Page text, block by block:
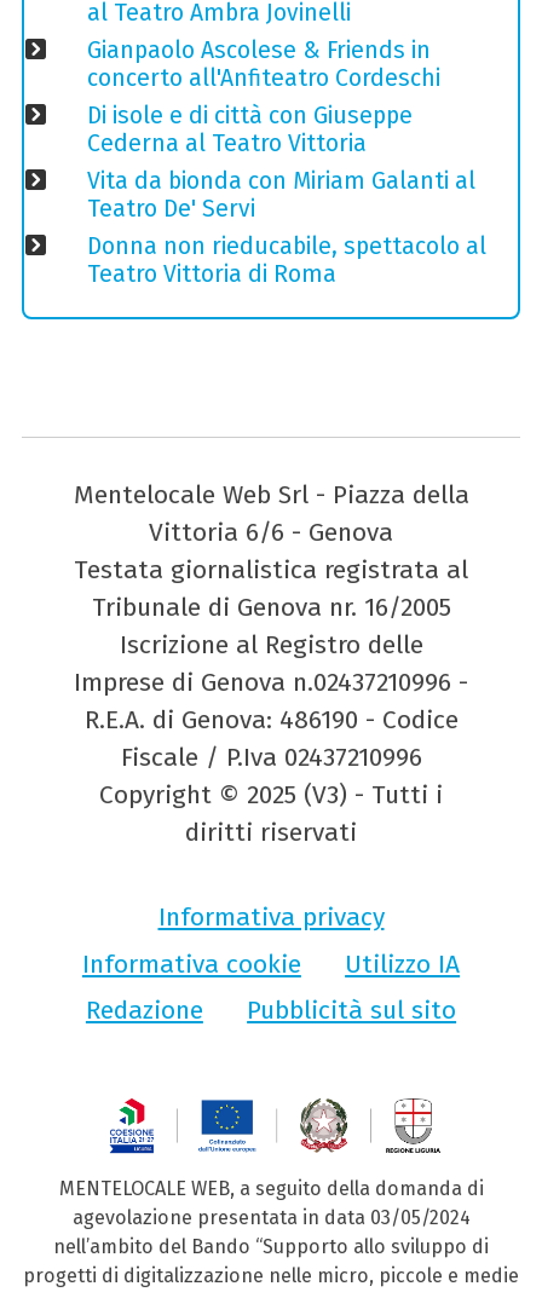
al Teatro Ambra Jovinelli
Gianpaolo Ascolese & Friends in
concerto all'Anfiteatro Cordeschi
Di isole e di città con Giuseppe
Cederna al Teatro Vittoria
Vita da bionda con Miriam Galanti al
Teatro De' Servi
Donna non rieducabile, spettacolo al
Teatro Vittoria di Roma
Mentelocale Web Srl - Piazza della
Vittoria 6/6 - Genova
Testata giornalistica registrata al
Tribunale di Genova nr. 16/2005
Iscrizione al Registro delle
Imprese di Genova n.02437210996 -
R.E.A. di Genova: 486190 - Codice
Fiscale / P.Iva 02437210996
Copyright © 2025 (V3) - Tutti i
diritti riservati
Informativa privacy
Informativa cookie
Utilizzo IA
Redazione
Pubblicità sul sito
MENTELOCALE WEB, a seguito della domanda di
agevolazione presentata in data 03/05/2024
nell’ambito del Bando “Supporto allo sviluppo di
progetti di digitalizzazione nelle micro, piccole e medie